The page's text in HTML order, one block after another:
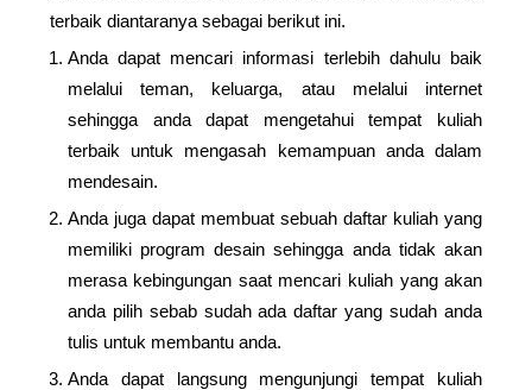
terbaik diantaranya sebagai berikut ini.
Anda dapat mencari informasi terlebih dahulu baik
melalui teman, keluarga, atau melalui internet
sehingga anda dapat mengetahui tempat kuliah
terbaik untuk mengasah kemampuan anda dalam
mendesain.
Anda juga dapat membuat sebuah daftar kuliah yang
memiliki program desain sehingga anda tidak akan
merasa kebingungan saat mencari kuliah yang akan
anda pilih sebab sudah ada daftar yang sudah anda
tulis untuk membantu anda.
Anda dapat langsung mengunjungi tempat kuliah